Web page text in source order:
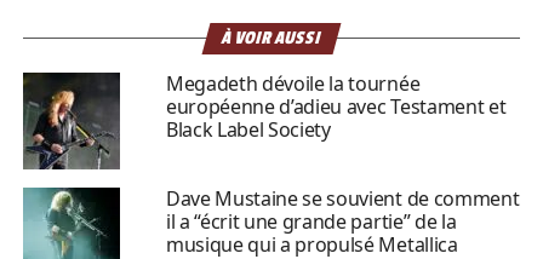
À VOIR AUSSI
Megadeth dévoile la tournée
européenne d’adieu avec Testament et
Black Label Society
Dave Mustaine se souvient de comment
il a “écrit une grande partie” de la
musique qui a propulsé Metallica